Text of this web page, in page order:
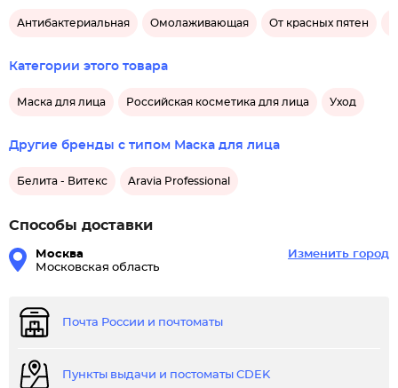
Антибактериальная Омолаживающая От красных пятен
Категории этого товара
Маска для лица Российская косметика для лица Уход
Другие бренды с типом Маска для лица
Белита - Витекс Aravia Professional
Способы доставки
Москва
Московская область
Изменить город
Почта России и почтоматы
Пункты выдачи и постоматы CDEK